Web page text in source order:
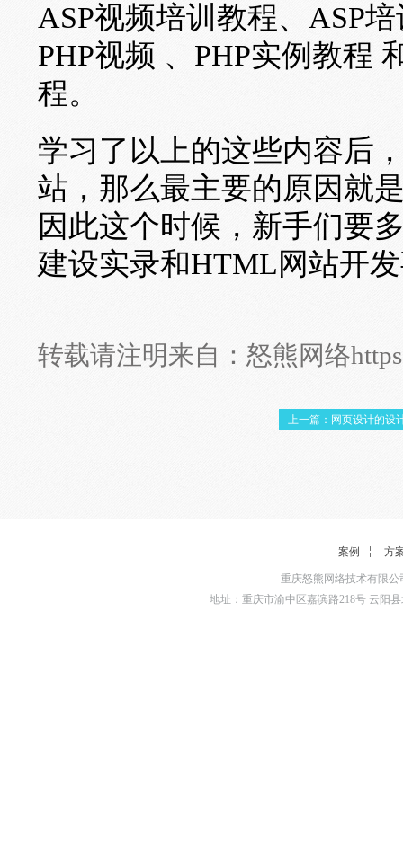
ASP视频培训教程、ASP
PHP视频 、PHP实例教程
程。
学习了以上的这些内容后
站，那么最主要的原因就
因此这个时候，新手们要
建设实录和HTML网站开
转载请注明来自： 怒熊网络
上一篇：网页设计的设
案例 方
重庆怒熊网络技术有限
地址：重庆市渝中区嘉滨路218号 云阳